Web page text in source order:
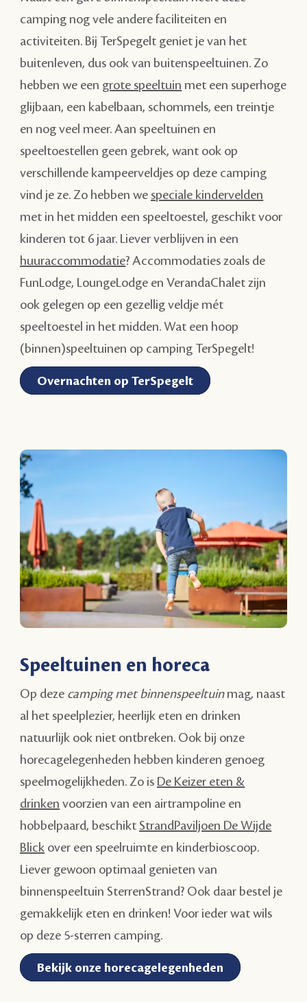
camping nog vele andere faciliteiten en
activiteiten. Bij TerSpegelt geniet je van het
buitenleven, dus ook van buitenspeeltuinen. Zo
hebben we een grote speeltuin met een superhoge
glijbaan, een kabelbaan, schommels, een treintje
en nog veel meer. Aan speeltuinen en
speeltoestellen geen gebrek, want ook op
verschillende kampeerveldjes op deze camping
vind je ze. Zo hebben we speciale kindervelden
met in het midden een speeltoestel, geschikt voor
kinderen tot 6 jaar. Liever verblijven in een
huuraccommodatie? Accommodaties zoals de
FunLodge, LoungeLodge en VerandaChalet zijn
ook gelegen op een gezellig veldje mét
speeltoestel in het midden. Wat een hoop
(binnen)speeltuinen op camping TerSpegelt!
Overnachten op TerSpegelt
Speeltuinen en horeca
Op deze camping met binnenspeeltuinmag, naast
al het speelplezier, heerlijk eten en drinken
natuurlijk ook niet ontbreken. Ook bij onze
horecagelegenheden hebben kinderen genoeg
speelmogelijkheden. Zo is De Keizer eten &
drinken voorzien van een airtrampoline en
hobbelpaard, beschikt StrandPaviljoen De Wijde
Blick over een speelruimte en kinderbioscoop.
Liever gewoon optimaal genieten van
binnenspeeltuin SterrenStrand? Ook daar bestel je
gemakkelijk eten en drinken! Voor ieder wat wils
op deze 5-sterren camping.
Bekijk onze horecagelegenheden